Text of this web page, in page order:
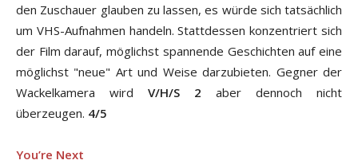
den Zuschauer glauben zu lassen, es würde sich tatsächlich
um VHS-Aufnahmen handeln. Stattdessen konzentriert sich
der Film darauf, möglichst spannende Geschichten auf eine
möglichst "neue" Art und Weise darzubieten. Gegner der
Wackelkamera wird V/H/S 2 aber dennoch nicht
überzeugen. 4/5
You’re Next